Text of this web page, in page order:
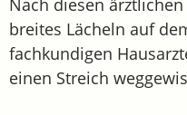
Nach diesen
breites Lächeln auf
fachkundigen
einen Streich